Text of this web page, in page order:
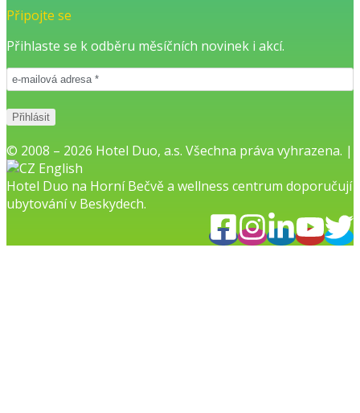
Připojte se
Přihlaste se k odběru měsíčních novinek i akcí.
© 2008 – 2026 Hotel Duo, a.s. Všechna práva vyhrazena. |
English
Hotel Duo na Horní Bečvěa wellness centrum doporučují
ubytování v Beskydech.